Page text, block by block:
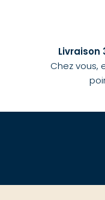
Livraison
Chez vous,